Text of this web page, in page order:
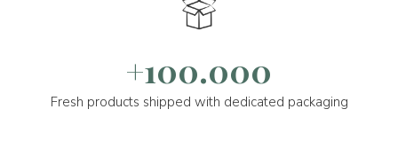
+100.000
Fresh products shipped with dedicated packaging